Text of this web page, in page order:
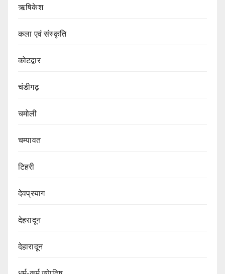
ऋषिकेश
कला एवं संस्कृति
कोटद्वार
चंडीगढ़
चमोली
चम्पावत
टिहरी
देवप्रयाग
देहरादून
देहारादून